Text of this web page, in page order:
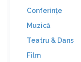
Conferinţe
Muzică
Teatru & Dans
Film